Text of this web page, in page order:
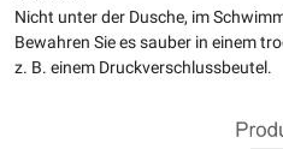
Nicht unter der Dusche, im
Bewahren Sie es sauber in einem
z. B. einem Druckverschlussbeutel.